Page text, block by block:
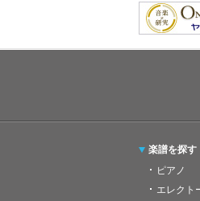
楽譜を探す
ピアノ
エレクト